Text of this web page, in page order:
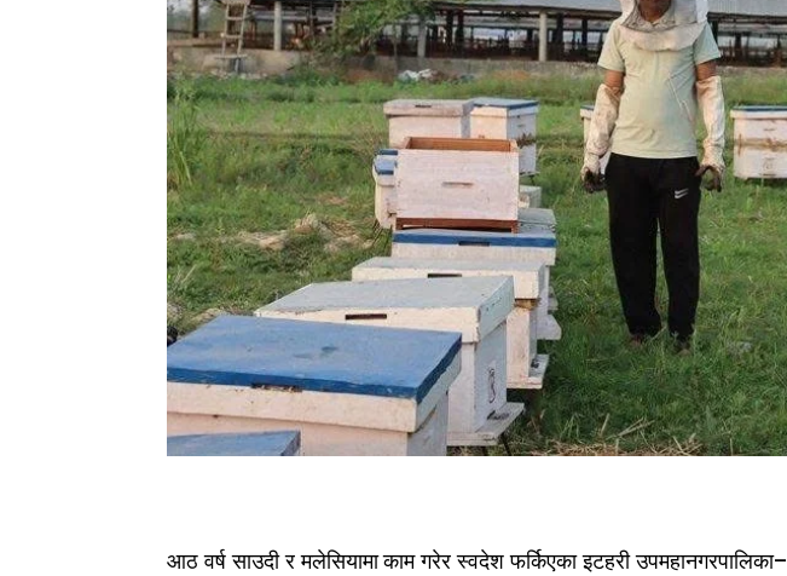
आठ वर्ष साउदी र मलेसियामा काम गरेर स्वदेश फर्किएका इटहरी उपमहानगरपालिका–